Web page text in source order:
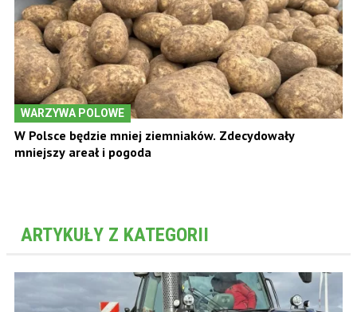
WARZYWA POLOWE
W Polsce będzie mniej ziemniaków. Zdecydowały
mniejszy areał i pogoda
ARTYKUŁY Z KATEGORII